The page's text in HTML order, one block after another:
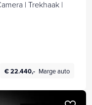
| Trekhaak |
€ 22.440,- Marge auto